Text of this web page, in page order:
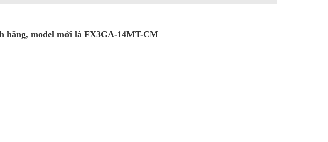
hãng, model mới là FX3GA-14MT-CM